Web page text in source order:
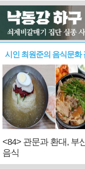
시인 최원준의 음식문화
<84> 관문과 환대, 부
음식